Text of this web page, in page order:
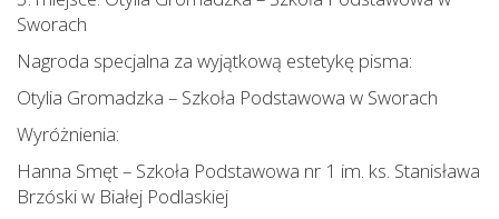
Sworach
Nagroda specjalna za wyjątkową estetykę pisma:
Otylia Gromadzka – Szkoła Podstawowa w Sworach
Wyróżnienia:
Hanna Smęt – Szkoła Podstawowa nr 1 im. ks. Stanisława
Brzóski w Białej Podlaskiej